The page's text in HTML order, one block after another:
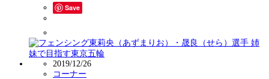
Save
2019/12/26
コーナー